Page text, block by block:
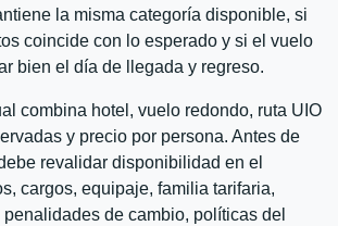
la misma categoría disponible, si
coincide con lo esperado y si el vuelo
bien el día de llegada y regreso.
combina hotel, vuelo redondo, ruta UIO
y precio por persona. Antes de
revalidar disponibilidad en el
cargos, equipaje, familia tarifaria,
de cambio, políticas del